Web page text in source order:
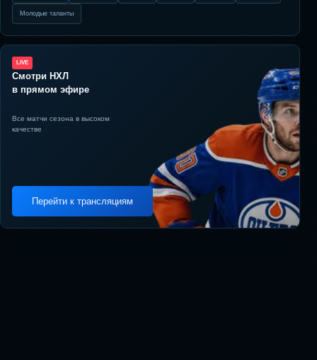
Молодые таланты
LIVE
Смотри НХЛ
в прямом эфире
Все матчи сезона в высоком
качестве
Перейти к трансляциям